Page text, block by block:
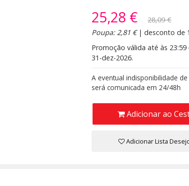
25,28 €
28,09 €
Poupa: 2,81 €| desconto de
Promoção válida até às 23:59
31-dez-2026.
A eventual indisponibilidade
será comunicada em 24/48h
Adicionar ao
Adicionar Lista